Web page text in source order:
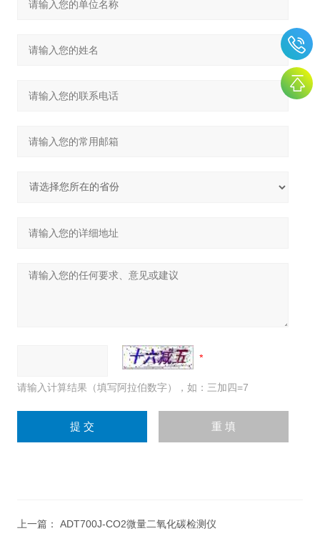
请输入计算结果（填写阿拉伯数字），如：三加四=7
上一篇： ADT700J-CO2微量二氧化碳检测仪